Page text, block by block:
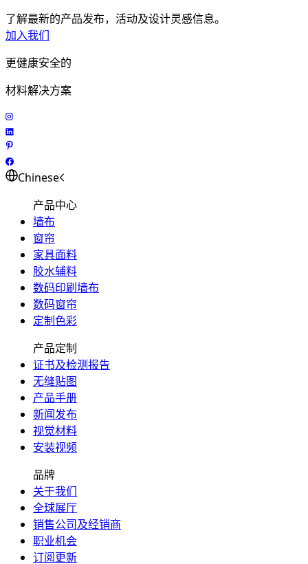
了解最新的产品发布，活动及设计灵感信息。
加入我们
更健康安全的
材料解决方案
Chinese
产品中心
墙布
窗帘
家具面料
胶水辅料
数码印刷墙布
数码窗帘
定制色彩
产品定制
证书及检测报告
无缝贴图
产品手册
新闻发布
视觉材料
安装视频
品牌
关于我们
全球展厅
销售公司及经销商
职业机会
订阅更新